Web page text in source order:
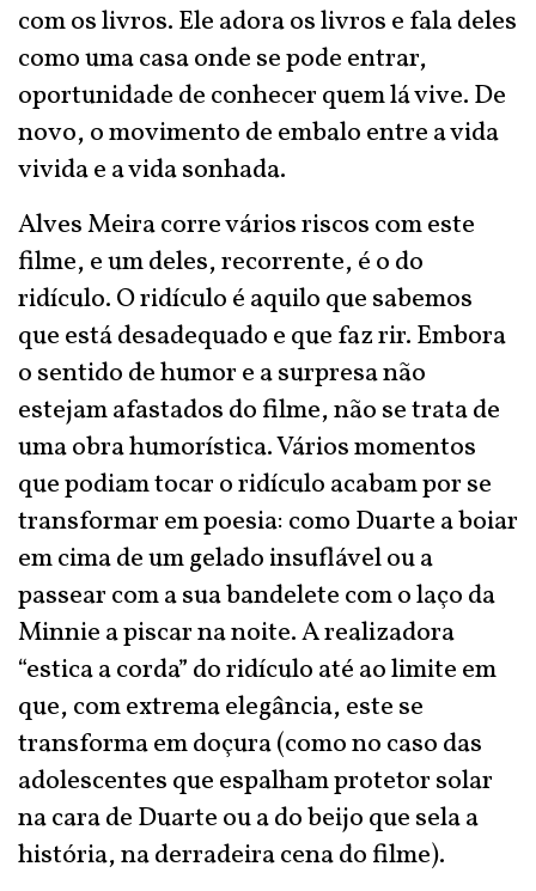
com os livros. Ele adora os livros e fala deles
como uma casa onde se pode entrar,
oportunidade de conhecer quem lá vive. De
novo, o movimento de embalo entre a vida
vivida e a vida sonhada.
Alves Meira corre vários riscos com este
filme, e um deles, recorrente, é o do
ridículo. O ridículo é aquilo que sabemos
que está desadequado e que faz rir. Embora
o sentido de humor e a surpresa não
estejam afastados do filme, não se trata de
uma obra humorística. Vários momentos
que podiam tocar o ridículo acabam por se
transformar em poesia: como Duarte a boiar
em cima de um gelado insuflável ou a
passear com a sua bandelete com o laço da
Minnie a piscar na noite. A realizadora
“estica a corda” do ridículo até ao limite em
que, com extrema elegância, este se
transforma em doçura (como no caso das
adolescentes que espalham protetor solar
na cara de Duarte ou a do beijo que sela a
história, na derradeira cena do filme).